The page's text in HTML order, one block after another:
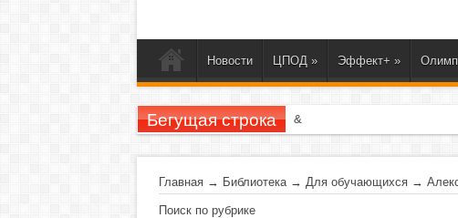
Новости ЦПОД » Эффект+ »
Бегущая строка 23-26 ноября
Главная→ Библиотека→ Для обучающихся→
Поиск по рубрике